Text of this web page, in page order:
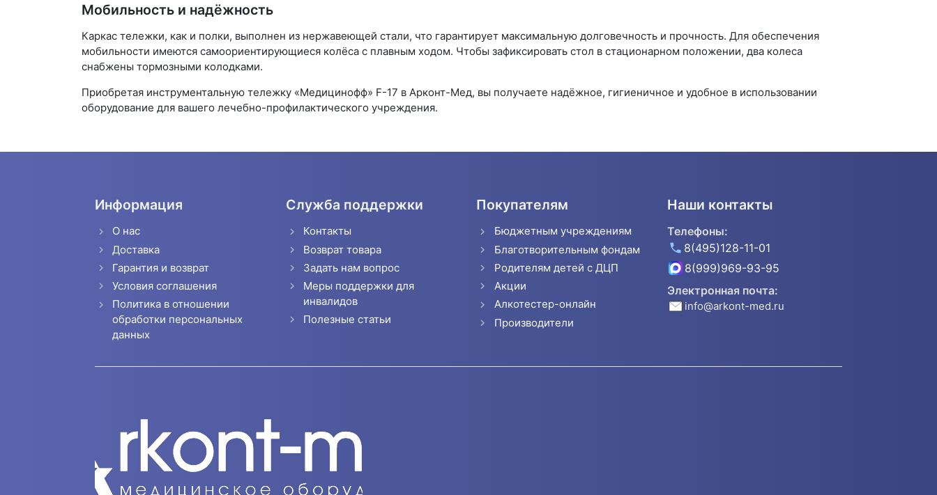
Мобильность и надёжность
Каркас тележки, как и полки, выполнен из нержавеющей стали, что гарантирует максимальную долговечность и прочность. Для обеспечения
мобильности имеются самоориентирующиеся колёса с плавным ходом. Чтобы зафиксировать стол в стационарном положении, два колеса
снабжены тормозными колодками.
Приобретая инструментальную тележку «Медицинофф» F-17 в Арконт-Мед, вы получаете надёжное, гигиеничное и удобное в использовании
оборудование для вашего лечебно-профилактического учреждения.
Информация
О нас
Доставка
Гарантия и возврат
Условия соглашения
Политика в отношении
обработки персональных
данных
Служба поддержки
Контакты
Возврат товара
Задать нам вопрос
Меры поддержки для
инвалидов
Полезные статьи
Покупателям
Бюджетным учреждениям
Благотворительным фондам
Родителям детей с ДЦП
Акции
Алкотестер-онлайн
Производители
Наши контакты
Телефоны:
8(495)128-11-01
8(999)969-93-95
Электронная почта:
info@arkont-med.ru